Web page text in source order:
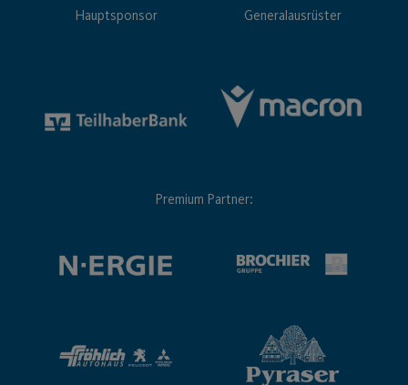
Hauptsponsor Generalausrüster
Premium Partner: